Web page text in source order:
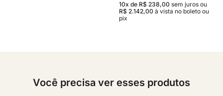
10x de R$ 238,00 sem juros ou
R$ 2.142,00 à vista no boleto ou
pix
Você precisa ver esses produtos